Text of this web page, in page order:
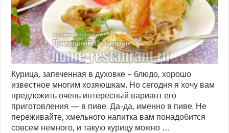
Курица, запеченная в духовке – блюдо, хорошо
известное многим хозяюшкам. Но сегодня я хочу вам
предложить очень интересный вариант его
приготовления — в пиве. Да-да, именно в пиве. Не
переживайте, хмельного напитка вам понадобится
совсем немного, и такую курицу можно …